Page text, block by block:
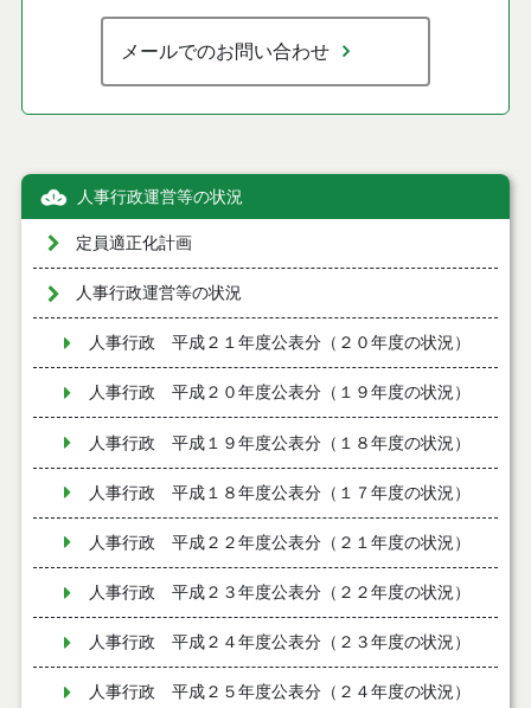
メールでのお問い合わせ
人事行政運営等の状況
定員適正化計画
人事行政運営等の状況
人事行政 平成２１年度公表分（２０年度の状況）
人事行政 平成２０年度公表分（１９年度の状況）
人事行政 平成１９年度公表分（１８年度の状況）
人事行政 平成１８年度公表分（１７年度の状況）
人事行政 平成２２年度公表分（２１年度の状況）
人事行政 平成２３年度公表分（２２年度の状況）
人事行政 平成２４年度公表分（２３年度の状況）
人事行政 平成２５年度公表分（２４年度の状況）